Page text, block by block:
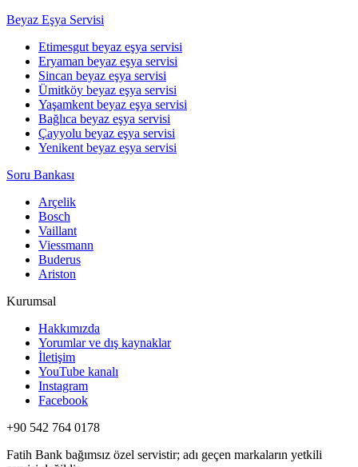
Beyaz Eşya Servisi
Etimesgut beyaz eşya servisi
Eryaman beyaz eşya servisi
Sincan beyaz eşya servisi
Ümitköy beyaz eşya servisi
Yaşamkent beyaz eşya servisi
Bağlıca beyaz eşya servisi
Çayyolu beyaz eşya servisi
Yenikent beyaz eşya servisi
Soru Bankası
Arçelik
Bosch
Vaillant
Viessmann
Buderus
Ariston
Kurumsal
Hakkımızda
Yorumlar ve dış kaynaklar
İletişim
YouTube kanalı
Instagram
Facebook
+90 542 764 0178
Fatih Bank bağımsız özel servistir; adı geçen markaların yetkili